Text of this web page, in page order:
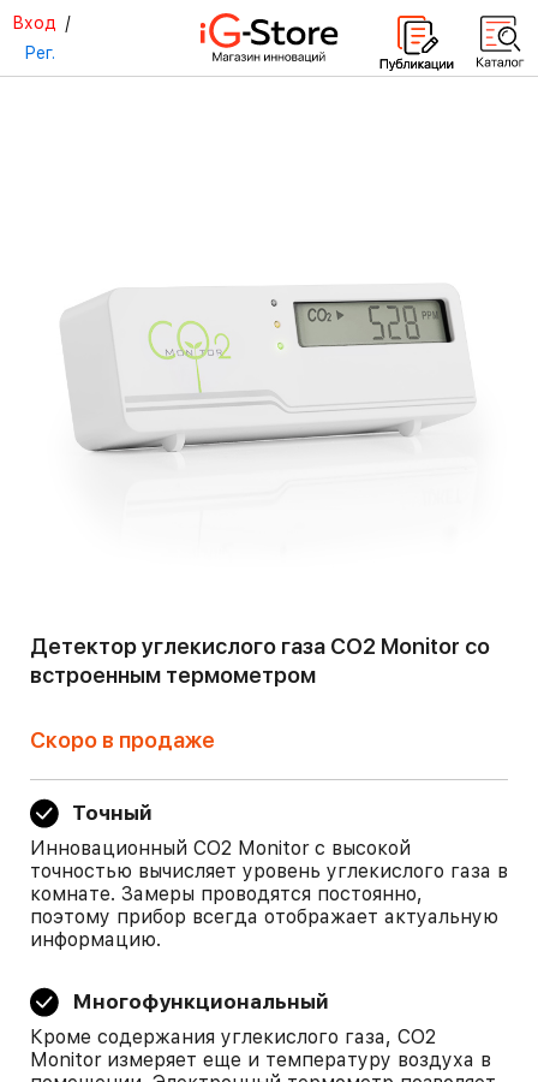
Вход /
Рег.
Детектор углекислого газа СО2 Monitor со
встроенным термометром
Скоро в продаже
Точный
Инновационный СО2 Monitor с высокой
точностью вычисляет уровень углекислого газа в
комнате. Замеры проводятся постоянно,
поэтому прибор всегда отображает актуальную
информацию.
Многофункциональный
Кроме содержания углекислого газа, СО2
Monitor измеряет еще и температуру воздуха в